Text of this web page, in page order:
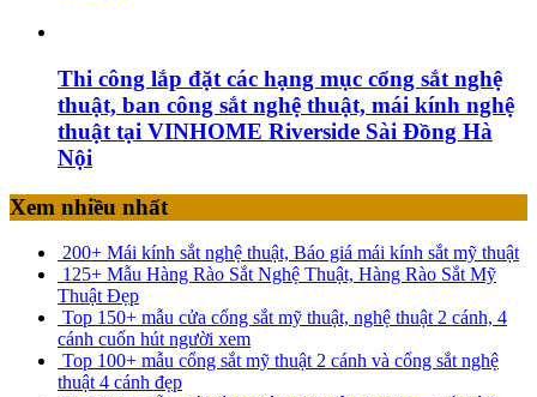
Thi công lắp đặt các hạng mục cổng sắt nghệ
thuật, ban công sắt nghệ thuật, mái kính nghệ
thuật tại VINHOME Riverside Sài Đồng Hà
Nội
Xem nhiều nhất
200+ Mái kính sắt nghệ thuật, Báo giá mái kính sắt mỹ thuật
125+ Mẫu Hàng Rào Sắt Nghệ Thuật, Hàng Rào Sắt Mỹ
Thuật Đẹp
Top 150+ mẫu cửa cổng sắt mỹ thuật, nghệ thuật 2 cánh, 4
cánh cuốn hút người xem
Top 100+ mẫu cổng sắt mỹ thuật 2 cánh và cổng sắt nghệ
thuật 4 cánh đẹp